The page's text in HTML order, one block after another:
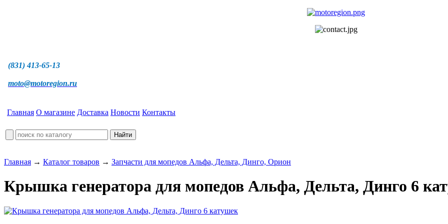
(831) 413-65-13
moto@motoregion.ru
Главная О магазине Доставка Новости Контакты
Главная → Каталог товаров → Запчасти для мопедов Альфа, Дельта, Динго, Орион
Крышка генератора для мопедов Альфа, Дельта, Динго 6